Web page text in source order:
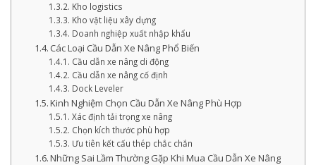
Kho logistics
Kho vật liệu xây dựng
Doanh nghiệp xuất nhập khẩu
Các Loại Cầu Dẫn Xe Nâng Phổ Biến
Cầu dẫn xe nâng di động
Cầu dẫn xe nâng cố định
Dock Leveler
Kinh Nghiệm Chọn Cầu Dẫn Xe Nâng Phù Hợp
Xác định tải trọng xe nâng
Chọn kích thước phù hợp
Ưu tiên kết cấu thép chắc chắn
Những Sai Lầm Thường Gặp Khi Mua Cầu Dẫn Xe Nâng